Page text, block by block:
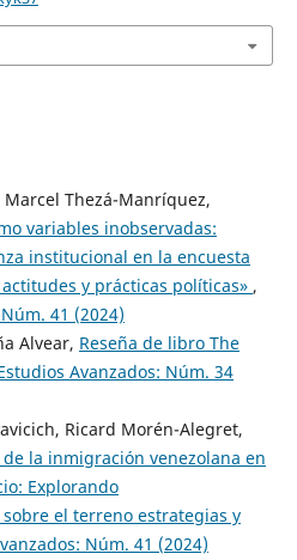
Marcel Thezá-Manríquez,
variables inobservadas:
institucional en la encuesta
y prácticas políticas» ,
41 (2024)
Alvear, Reseña de libro The
Avanzados: Núm. 34
Ricard Morén-Alegret,
la inmigración venezolana en
Explorando
el terreno estrategias y
Núm. 41 (2024)